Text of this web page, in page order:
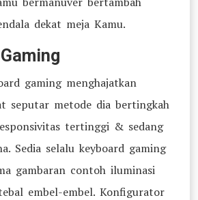
dekat meja Kamu.
gaming menghajatkan
seputar metode dia bertingkah
tertinggi & sedang
Sedia selalu keyboard gaming
gambaran contoh iluminasi
embel-embel. Konfigurator